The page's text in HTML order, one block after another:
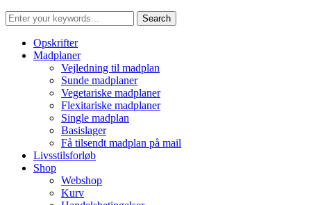
Opskrifter
Madplaner
Vejledning til madplan
Sunde madplaner
Vegetariske madplaner
Flexitariske madplaner
Single madplan
Basislager
Få tilsendt madplan på mail
Livsstilsforløb
Shop
Webshop
Kurv